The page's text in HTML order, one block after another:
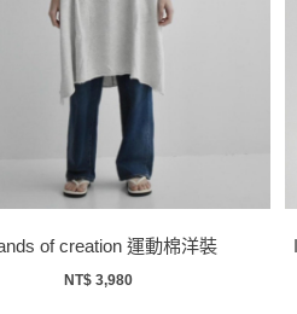
of creation 運動棉洋裝
NT$ 3,980